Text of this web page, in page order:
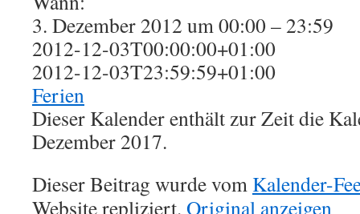
3. Dezember 2012 um 00:00 – 23:59
2012-12-03T00:00:00+01:00
2012-12-03T23:59:59+01:00
Ferien
Dieser Kalender enthält zur Zeit die
Dezember 2017.
Dieser Beitrag wurde vom Kalender-
Website repliziert. Original anzeigen